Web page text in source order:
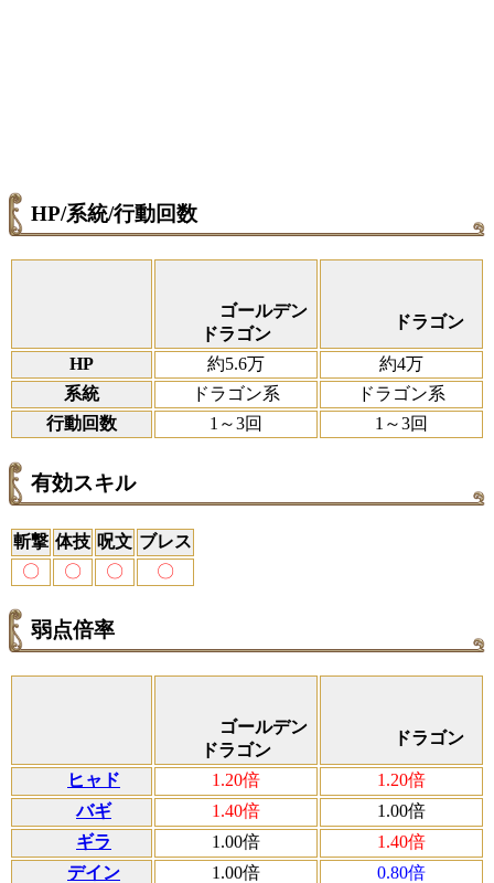
HP/系統/行動回数
ゴールデン
ドラゴン
ドラゴン
HP 約5.6万
約4万
系統
ドラゴン系
ドラゴン系
行動回数
1～3回 1～3回
有効スキル
斬撃 体技 呪文 ブレス
〇
〇 〇 〇
弱点倍率
ゴールデン
ドラゴン
ドラゴン
ヒャド 1.20倍
1.20倍
バギ
1.40倍
1.00倍
ギラ
1.00倍
1.40倍
デイン
1.00倍
0.80倍